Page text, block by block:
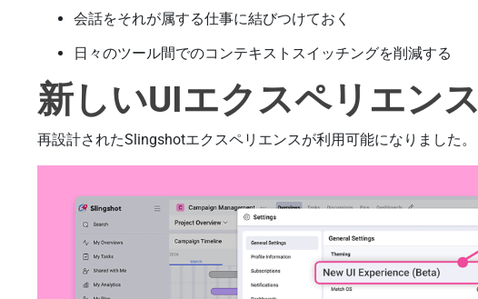
会話をそれが属する仕事に結びつけておく
日々のツール間でのコンテキストスイッチングを削減する
新しいUIエクスペリエンス
再設計されたSlingshotエクスペリエンスが利用可能になりました。